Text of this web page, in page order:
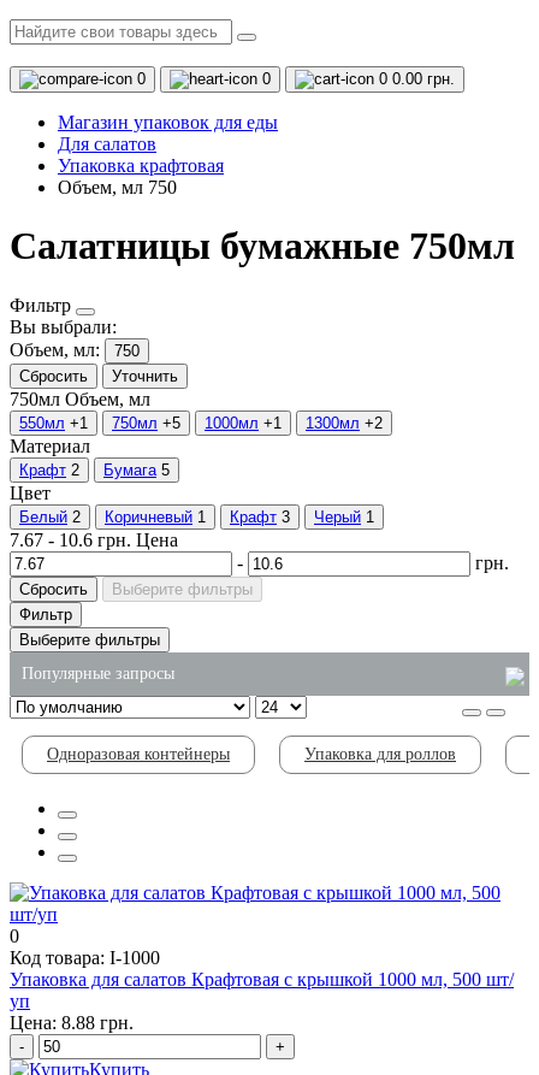
0 0 0 0.00 грн.
Магазин упаковок для еды
Для салатов
Упаковка крафтовая
Объем, мл 750
Салатницы бумажные 750мл
Фильтр
Вы выбрали:
Объем, мл:
750
Сбросить
Уточнить
750мл Объем, мл
550мл +1 750мл +5 1000мл +1 1300мл +2
Материал
Крафт 2 Бумага 5
Цвет
Белый 2 Коричневый 1 Крафт 3 Черый 1
7.67 - 10.6 грн. Цена
-
грн.
Сбросить
Выберите фильтры
Фильтр
Выберите фильтры
Популярные запросы
контейнер для еды одноразовый
одноразовые упаковки
купить пластиковые лотки для ягод
хозяйственные товары оптом киев
лоток подложка из вспененного полистирола
Одноразовая контейнеры Упаковка для роллов
0
Код товара: I-1000
Упаковка для салатов Крафтовая с крышкой 1000 мл, 500 шт/
уп
Цена: 8.88 грн.
- +
Купить